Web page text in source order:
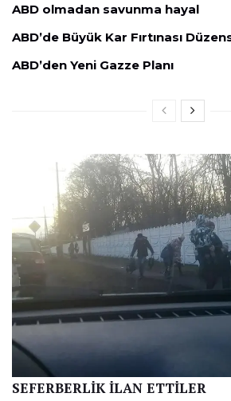
ABD olmadan savunma hayal
ABD’de Büyük Kar Fırtınası
ABD’den Yeni Gazze Planı
SEFERBERLİK İLAN ETTİLER